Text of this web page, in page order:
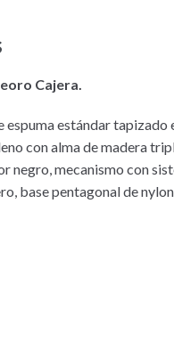
Cajera.
espuma estándar tapizado
con alma de madera
negro, mecanismo con
base pentagonal de